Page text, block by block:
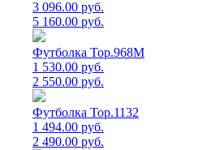
3 096.00 руб.
5 160.00 руб.
Футболка Top.968M
1 530.00 руб.
2 550.00 руб.
Футболка Top.1132
1 494.00 руб.
2 490.00 руб.